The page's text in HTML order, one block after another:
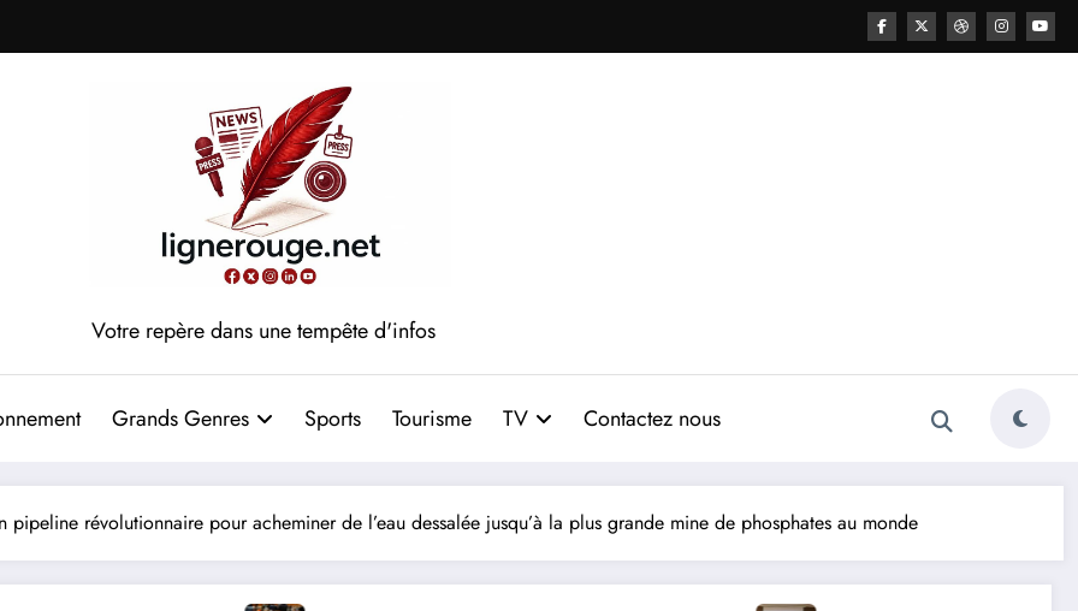
Votre repère dans une tempête d'infos
Grands Genres Sports Tourisme TV Contactez nous
pipeline révolutionnaire pour acheminer de l’eau dessalée jusqu’à la plus grande mine de phosphates au monde